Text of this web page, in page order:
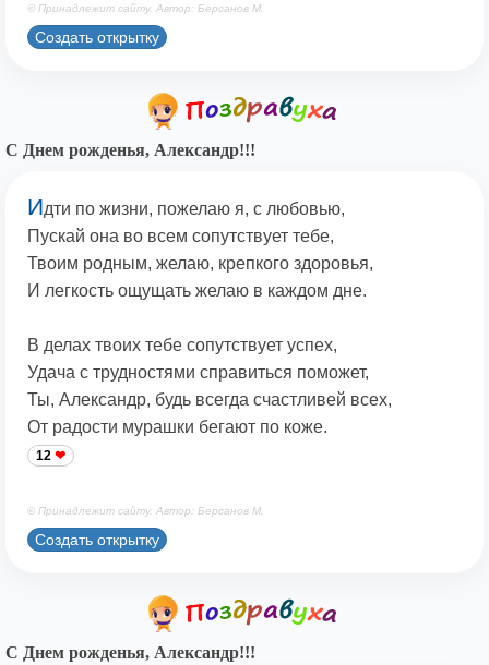
© Принадлежит сайту. Автор: Берсанов М.
Создать открытку
С Днем рожденья, Александр!!!
Идти по жизни, пожелаю я, с любовью,
Пускай она во всем сопутствует тебе,
Твоим родным, желаю, крепкого здоровья,
И легкость ощущать желаю в каждом дне.
В делах твоих тебе сопутствует успех,
Удача с трудностями справиться поможет,
Ты, Александр, будь всегда счастливей всех,
От радости мурашки бегают по коже.
12
© Принадлежит сайту. Автор: Берсанов М.
Создать открытку
С Днем рожденья, Александр!!!